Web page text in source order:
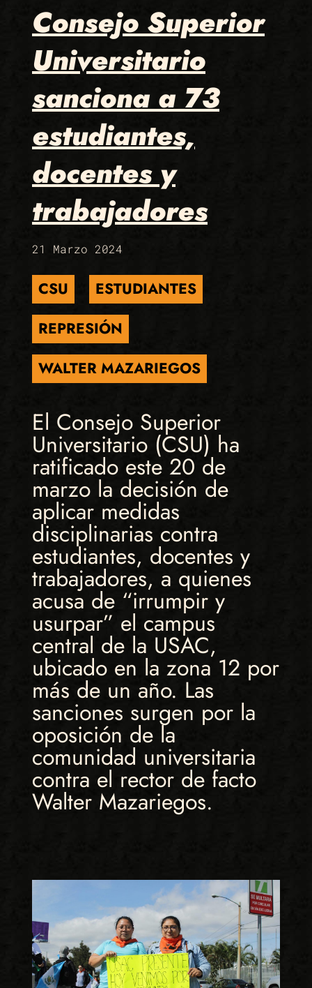
Consejo Superior
Universitario
sanciona a 73
estudiantes,
docentes y
trabajadores
21 Marzo 2024
CSU
ESTUDIANTES
REPRESIÓN
WALTER MAZARIEGOS
El Consejo Superior
Universitario (CSU) ha
ratificado este 20 de
marzo la decisión de
aplicar medidas
disciplinarias contra
estudiantes, docentes y
trabajadores, a quienes
acusa de “irrumpir y
usurpar” el campus
central de la USAC,
ubicado en la zona 12 por
más de un año. Las
sanciones surgen por la
oposición de la
comunidad universitaria
contra el rector de facto
Walter Mazariegos.